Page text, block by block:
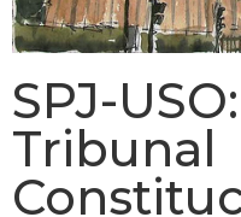
SPJ-
Tribunal